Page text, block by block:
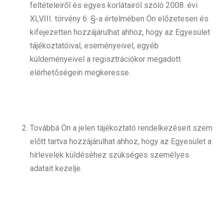
feltételeiről és egyes korlátairól szóló 2008. évi
XLVIII. törvény 6. §-a értelmében Ön előzetesen és
kifejezetten hozzájárulhat ahhoz, hogy az Egyesület
tájékoztatóival, eseményeivel, egyéb
küldeményeivel a regisztrációkor megadott
elérhetőségein megkeresse.
Továbbá Ön a jelen tájékoztató rendelkezéseit szem
előtt tartva hozzájárulhat ahhoz, hogy az Egyesület a
hírlevelek küldéséhez szükséges személyes
adatait kezelje.